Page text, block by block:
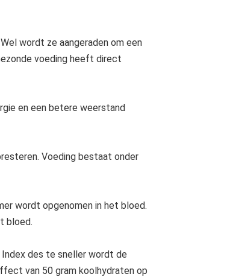
wordt ze aangeraden om een
voeding heeft direct
en een betere weerstand
Voeding bestaat onder
wordt opgenomen in het bloed.
bloed.
des te sneller wordt de
van 50 gram koolhydraten op